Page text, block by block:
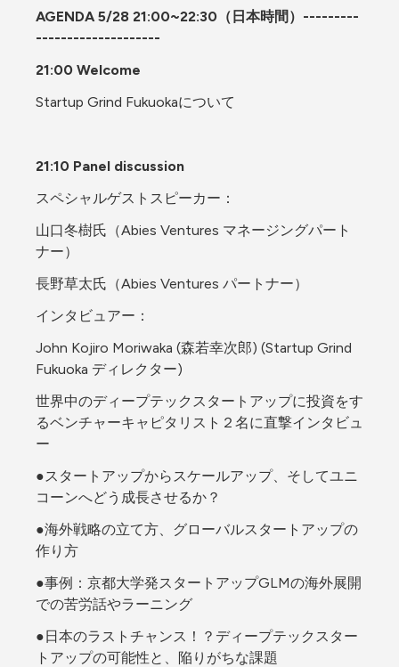
AGENDA 5/28 21:00~22:30（日本時間）---------
--------------------
21:00 Welcome
Startup Grind Fukuokaについて
21:10 Panel discussion
スペシャルゲストスピーカー：
山口冬樹氏（Abies Ventures マネージングパート
ナー）
長野草太氏（Abies Ventures パートナー）
インタビュアー：
John Kojiro Moriwaka (森若幸次郎) (Startup Grind
Fukuoka ディレクター)
世界中のディープテックスタートアップに投資をす
るベンチャーキャピタリスト２名に直撃インタビュ
ー
●スタートアップからスケールアップ、そしてユニ
コーンへどう成長させるか？
●海外戦略の立て方、グローバルスタートアップの
作り方
●事例：京都大学発スタートアップGLMの海外展開
での苦労話やラーニング
●日本のラストチャンス！？ディープテックスター
トアップの可能性と、陥りがちな課題